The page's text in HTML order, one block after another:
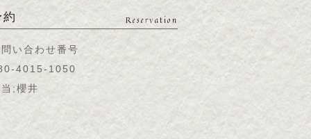
約 Reservation
い合わせ番号
4015-1050
;櫻井